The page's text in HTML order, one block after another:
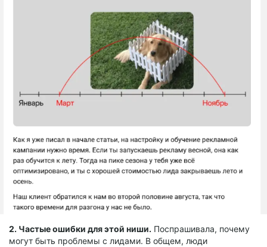
2. Частые ошибки для этой ниши. Поспрашивала, почему
могут быть проблемы с лидами. В общем, люди